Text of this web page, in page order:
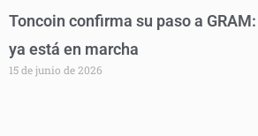
Toncoin confirma su paso a
ya está en marcha
15 de junio de 2026